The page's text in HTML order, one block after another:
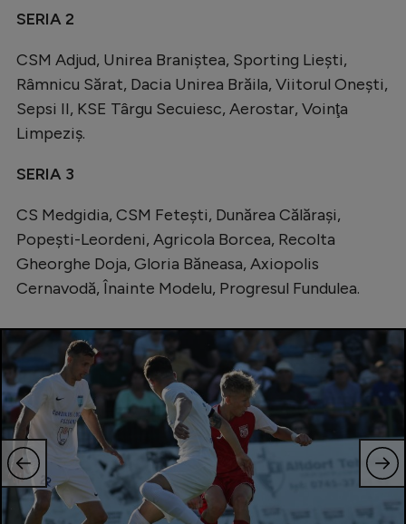
Ciclism
Alte sporturi
JO 2024
Intră în cont
SERIA 2
CSM Adjud, Unirea Braniştea, Sporting Lieşti,
Râmnicu Sărat, Dacia Unirea Brăila, Viitorul Oneşti,
Sepsi II, KSE Târgu Secuiesc, Aerostar, Voinţa
Limpeziş.
SERIA 3
CS Medgidia, CSM Feteşti, Dunărea Călăraşi,
Popeşti-Leordeni, Agricola Borcea, Recolta
Gheorghe Doja, Gloria Băneasa, Axiopolis
Cernavodă, Înainte Modelu, Progresul Fundulea.